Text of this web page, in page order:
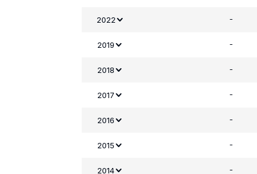
2022 -
2019 -
2018 -
2017 -
2016 -
2015 -
2014 -